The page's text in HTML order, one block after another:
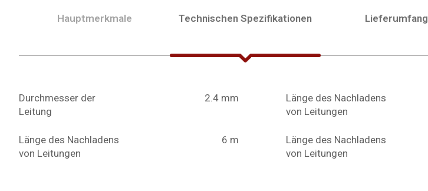
Hauptmerkmale Technischen Spezifikationen Lieferumfang
Durchmesser der
Leitung
2.4 mm
Länge des Nachladens
von Leitungen
6 m
Länge des Nachladens
von Leitungen
Länge des Nachladens
von Leitungen